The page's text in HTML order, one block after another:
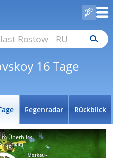
16 Tage
Regenradar Rückblick
Überblick